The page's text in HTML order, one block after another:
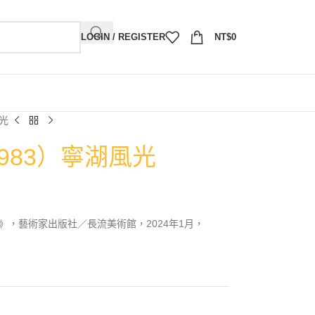
LOGIN / REGISTER NT$0
）寧湖風光
，藝術家出版社／長流美術館，2024年1月，